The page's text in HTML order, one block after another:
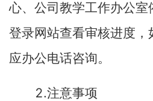
心、公司教学工作办公
登录网站查看审核进度，
应办公电话咨询。
2.注意事项